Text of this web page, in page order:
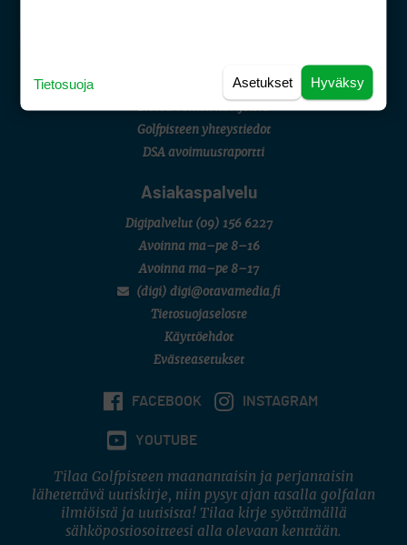
Mediahinnasto
Golfpisteen yhteystiedot
DSA avoimuusraportti
Asiakaspalvelu
Digipalvelut (09) 156 6227
Avoinna ma–pe 8–16
Avoinna ma–pe 8–17
(digi) digi@otavamedia.fi
Tietosuojaseloste
Käyttöehdot
Evästeasetukset
FACEBOOK INSTAGRAM
YOUTUBE
Tilaa Golfpisteen maanantaisin ja perjantaisin
lähetettävä uutiskirje, niin pysyt ajan tasalla golfalan
ilmiöistä ja uutisista! Tilaa kirje syöttämällä
sähköpostiosoitteesi alla olevaan kenttään.
Hyväksy
Asetukset
Tietosuoja